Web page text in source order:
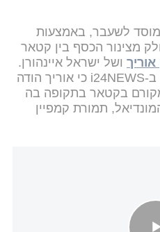
לשעבר, באמצעות
מצינור הכסף בין קטאר
אוריך ושל ישראל איינהורן.
כפי שפורסם בחודש אפריל ב-i24NEWS כי אוריך הודה
בקטאר בתקופה בה
תמורת קמפיין